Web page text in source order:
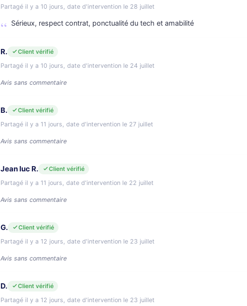
Partagé il y a 10 jours, date d'intervention le 28 juillet
Sérieux, respect contrat, ponctualité du tech et amabilité
R.
Client vérifié
Partagé il y a 10 jours, date d'intervention le 24 juillet
Avis sans commentaire
B.
Client vérifié
Partagé il y a 11 jours, date d'intervention le 27 juillet
Avis sans commentaire
Jean luc R.
Client vérifié
Partagé il y a 11 jours, date d'intervention le 22 juillet
Avis sans commentaire
G.
Client vérifié
Partagé il y a 12 jours, date d'intervention le 23 juillet
Avis sans commentaire
D.
Client vérifié
Partagé il y a 12 jours, date d'intervention le 23 juillet